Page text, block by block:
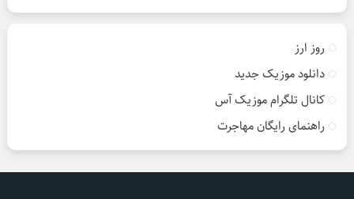
روز ارز
دانلود موزیک جدید
کانال تلگرام موزیک آس
راهنمای رایگان مهاجرت